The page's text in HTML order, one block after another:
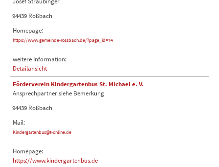
94439 Roßbach
Homepage:
https://www.gemeinde-rossbach.de/?page_id=74
weitere Information:
Detailansicht
Förderverein Kindergartenbus St. Michael e. V.
Ansprechpartner siehe Bemerkung
94439 Roßbach
Mail:
Kindergartenbus@t-online.de
Homepage:
https://www.kindergartenbus.de